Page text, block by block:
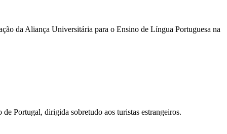
da Aliança Universitária para o Ensino de Língua Portuguesa na
Portugal, dirigida sobretudo aos turistas estrangeiros.